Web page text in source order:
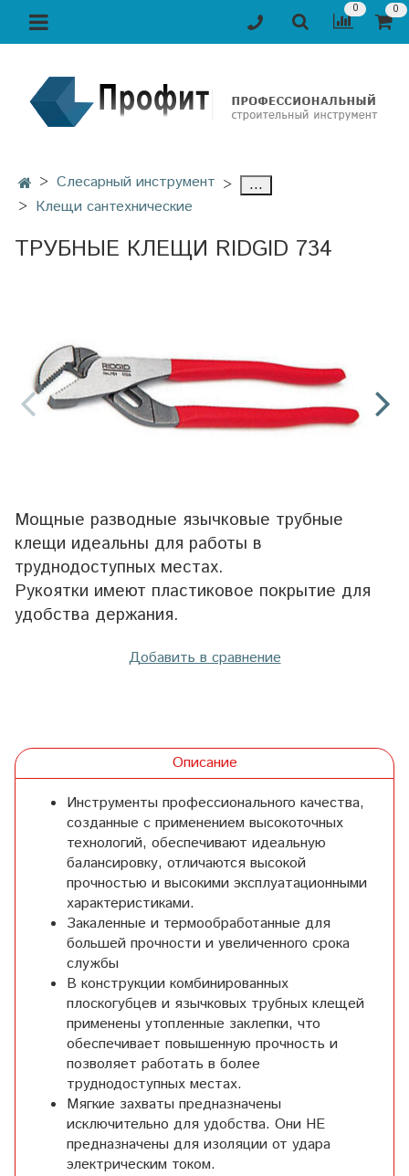
0 0
Слесарный инструмент
...
Клещи сантехнические
ТРУБНЫЕ КЛЕЩИ RIDGID 734
Мощные разводные язычковые трубные
клещи идеальны для работы в
труднодоступных местах.
Рукоятки имеют пластиковое покрытие для
удобства держания.
Добавить в сравнение
Описание
Инструменты профессионального качества,
созданные с применением высокоточных
технологий, обеспечивают идеальную
балансировку, отличаются высокой
прочностью и высокими эксплуатационными
характеристиками.
Закаленные и термообработанные для
большей прочности и увеличенного срока
службы
В конструкции комбинированных
плоскогубцев и язычковых трубных клещей
применены утопленные заклепки, что
обеспечивает повышенную прочность и
позволяет работать в более
труднодоступных местах.
Мягкие захваты предназначены
исключительно для удобства. Они НЕ
предназначены для изоляции от удара
электрическим током.